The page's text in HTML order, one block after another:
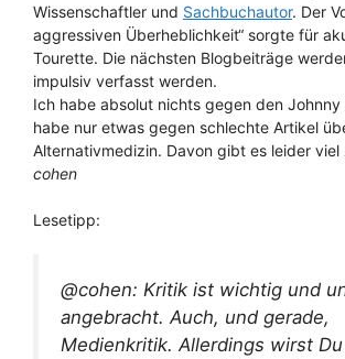
Wissenschaftler und Sachbuchautor. Der
aggressiven Überheblichkeit“ sorgte für
Tourette. Die nächsten Blogbeiträge
impulsiv verfasst werden.
Ich habe absolut nichts gegen den Johnny
habe nur etwas gegen schlechte Artikel
Alternativmedizin. Davon gibt es leider viel
cohen
Lesetipp:
@cohen: Kritik ist wichtig und
angebracht. Auch, und gerade,
Medienkritik. Allerdings wirst